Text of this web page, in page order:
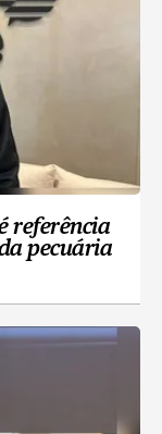
referência
pecuária